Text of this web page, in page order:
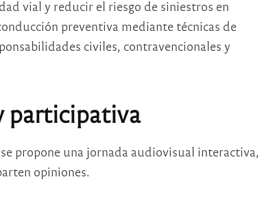
vial y reducir el riesgo de siniestros en
preventiva mediante técnicas de
civiles, contravencionales y
participativa
propone una jornada audiovisual interactiva,
opiniones.